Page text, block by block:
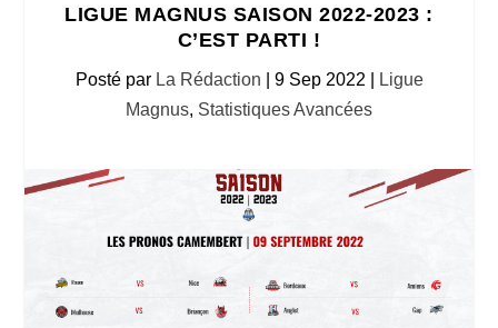
LIGUE MAGNUS SAISON 2022-2023 :
C’EST PARTI !
Posté par La Rédaction 9 Sep 2022
Ligue
Magnus, Statistiques Avancées